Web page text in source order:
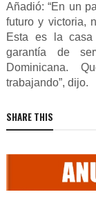
Añadió: “En un
futuro y victoria,
Esta es la
garantía de
Dominicana.
trabajando”, dijo.
SHARE THIS